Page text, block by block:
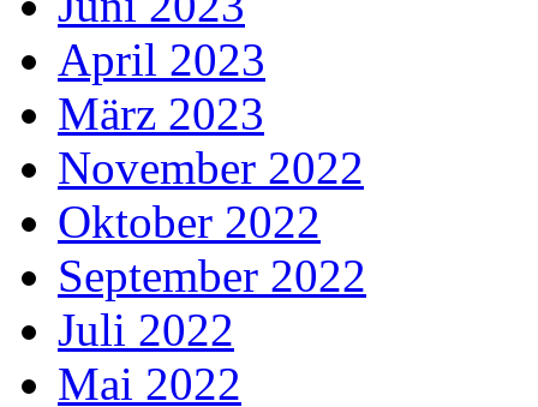
April 2023
März 2023
November 2022
Oktober 2022
September 2022
Juli 2022
Mai 2022